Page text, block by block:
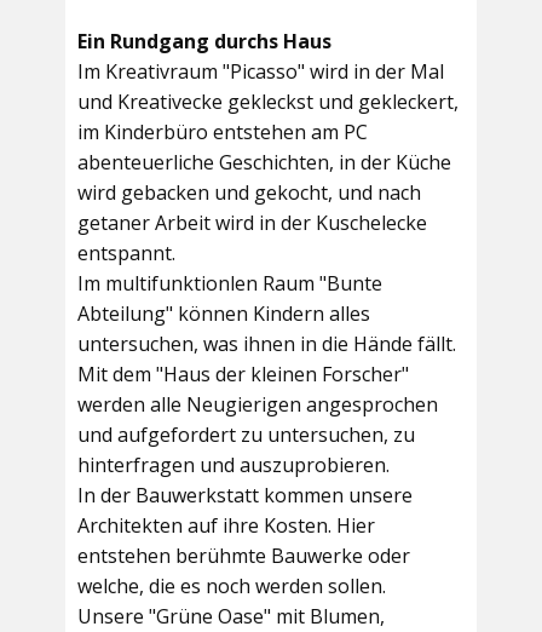
Ein Rundgang durchs Haus
Im Kreativraum "Picasso" wird in der Mal
und Kreativecke gekleckst und gekleckert,
im Kinderbüro entstehen am PC
abenteuerliche Geschichten, in der Küche
wird gebacken und gekocht, und nach
getaner Arbeit wird in der Kuschelecke
entspannt.
Im multifunktionlen Raum "Bunte
Abteilung" können Kindern alles
untersuchen, was ihnen in die Hände fällt.
Mit dem "Haus der kleinen Forscher"
werden alle Neugierigen angesprochen
und aufgefordert zu untersuchen, zu
hinterfragen und auszuprobieren.
In der Bauwerkstatt kommen unsere
Architekten auf ihre Kosten. Hier
entstehen berühmte Bauwerke oder
welche, die es noch werden sollen.
Unsere "Grüne Oase" mit Blumen,